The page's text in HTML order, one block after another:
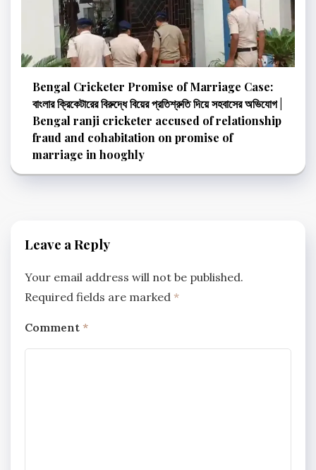
Bengal Cricketer Promise of Marriage Case:
বাংলার ক্রিকেটারের বিরুদ্ধে বিয়ের প্রতিশ্রুতি দিয়ে সহবাসের অভিযোগ |
Bengal ranji cricketer accused of relationship
fraud and cohabitation on promise of
marriage in hooghly
Leave a Reply
Your email address will not be published.
Required fields are marked *
Comment *